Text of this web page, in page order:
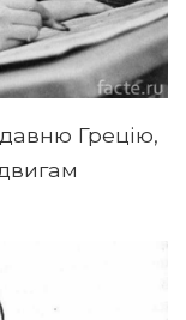
Грецію,